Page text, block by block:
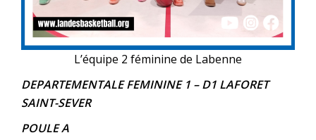
L’équipe 2 féminine de Labenne
DEPARTEMENTALE FEMININE 1 – D1 LAFORET
SAINT-SEVER
POULE A